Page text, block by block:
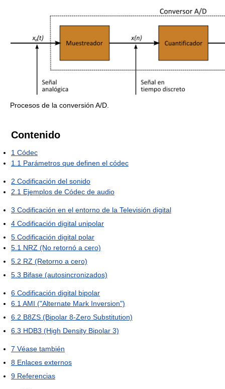
Procesos de la conversión A/D.
Contenido
1 Códec
1.1 Parámetros que definen el códec
2 Codificación del sonido
2.1 Ejemplos de Códec de audio
3 Codificación en el entorno de la Televisión digital
4 Codificación digital unipolar
5 Codificación digital polar
5.1 NRZ (No retornó a cero)
5.2 RZ (Retorno a cero)
5.3 Bifase (autosincronizados)
6 Codificación digital bipolar
6.1 AMI ("Alternate Mark Inversion")
6.2 B8ZS (Bipolar 8-Zero Substitution)
6.3 HDB3 (High Density Bipolar 3)
7 Véase también
8 Enlaces externos
9 Referencias